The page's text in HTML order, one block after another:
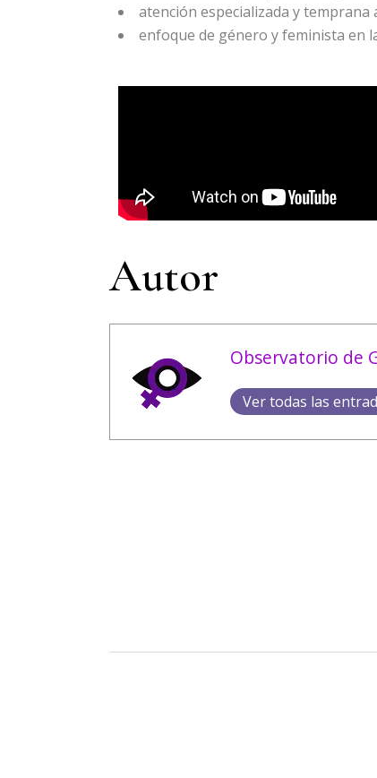
atención especializada y temprana
enfoque de género y feminista en
Autor
Observatorio de
Ver todas las